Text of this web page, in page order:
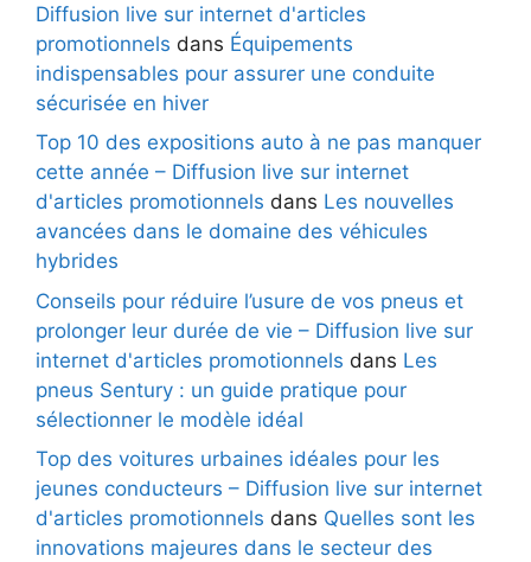
Diffusion live sur internet d'articles
promotionnels dans Équipements
indispensables pour assurer une conduite
sécurisée en hiver
Top 10 des expositions auto à ne pas manquer
cette année – Diffusion live sur internet
d'articles promotionnels dans Les nouvelles
avancées dans le domaine des véhicules
hybrides
Conseils pour réduire l’usure de vos pneus et
prolonger leur durée de vie – Diffusion live sur
internet d'articles promotionnels dans Les
pneus Sentury : un guide pratique pour
sélectionner le modèle idéal
Top des voitures urbaines idéales pour les
jeunes conducteurs – Diffusion live sur internet
d'articles promotionnels dans Quelles sont les
innovations majeures dans le secteur des